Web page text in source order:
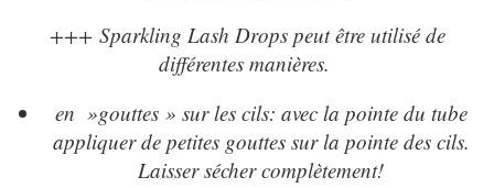
+++ Sparkling Lash Drops peut être utilisé de
différentes manières.
en »gouttes » sur les cils: avec la pointe du tube
appliquer de petites gouttes sur la pointe des cils.
Laisser sécher complètement!